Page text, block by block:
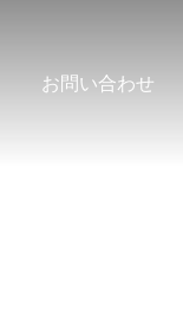
お問い合わせ